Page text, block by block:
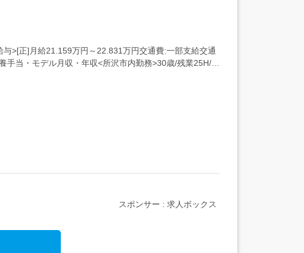
>[正]月給21.159万円～22.831万円交通費:一部支給交通
当・モデル月収・年収<所沢市内勤務>30歳/残業25H/扶
スポンサー : 求人ボックス